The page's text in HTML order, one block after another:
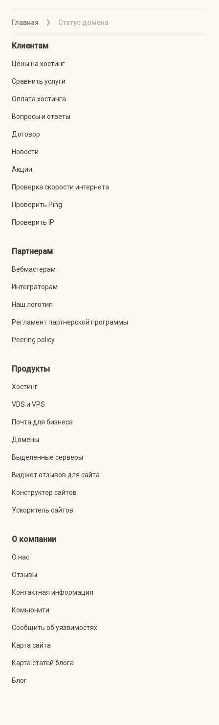
Главная Статус домена
Клиентам
Цены на хостинг
Сравнить услуги
Оплата хостинга
Вопросы и ответы
Договор
Новости
Акции
Проверка скорости интернета
Проверить Ping
Проверить IP
Партнерам
Вебмастерам
Интеграторам
Наш логотип
Регламент партнерской программы
Peering policy
Продукты
Хостинг
VDS и VPS
Почта для бизнеса
Домены
Выделенные серверы
Виджет отзывов для сайта
Конструктор сайтов
Ускоритель сайтов
О компании
О нас
Отзывы
Контактная информация
Комьюнити
Сообщить об уязвимостях
Карта сайта
Карта статей блога
Блог